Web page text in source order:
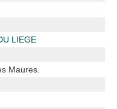
LIEGE
Maures.